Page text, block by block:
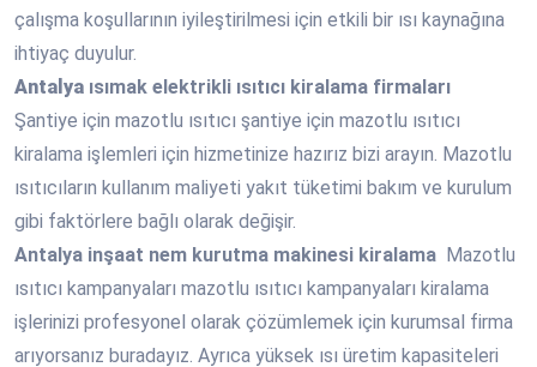
çalışma koşullarının iyileştirilmesi için etkili bir ısı kaynağına
ihtiyaç duyulur.
Antalya ısımak elektrikli ısıtıcı kiralama firmaları
Şantiye için mazotlu ısıtıcı şantiye için mazotlu ısıtıcı
kiralama işlemleri için hizmetinize hazırız bizi arayın. Mazotlu
ısıtıcıların kullanım maliyeti yakıt tüketimi bakım ve kurulum
gibi faktörlere bağlı olarak değişir.
Antalya inşaat nem kurutma makinesi kiralama Mazotlu
ısıtıcı kampanyaları mazotlu ısıtıcı kampanyaları kiralama
işlerinizi profesyonel olarak çözümlemek için kurumsal firma
arıyorsanız buradayız. Ayrıca yüksek ısı üretim kapasiteleri